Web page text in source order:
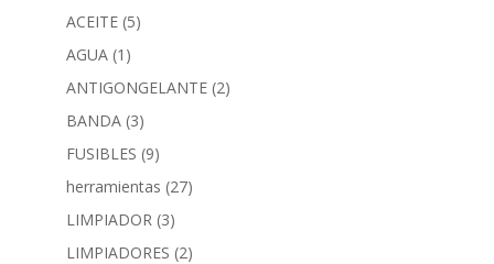
ACEITE (5)
AGUA (1)
ANTIGONGELANTE (2)
BANDA (3)
FUSIBLES (9)
herramientas (27)
LIMPIADOR (3)
LIMPIADORES (2)